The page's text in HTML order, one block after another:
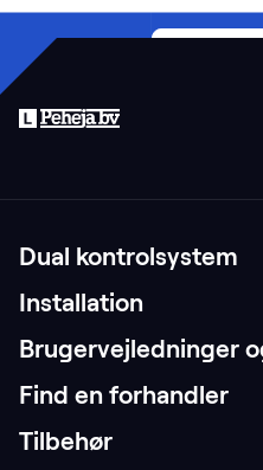
Dual kontrolsystem
Installation
Brugervejledninger
Find en forhandler
Tilbehør